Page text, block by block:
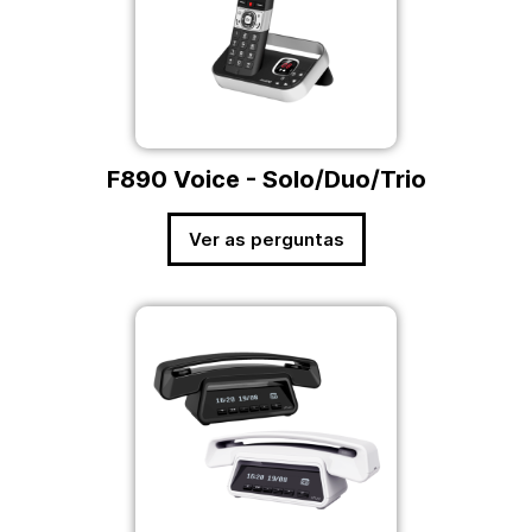
F890 Voice - Solo/Duo/Trio
Ver as perguntas